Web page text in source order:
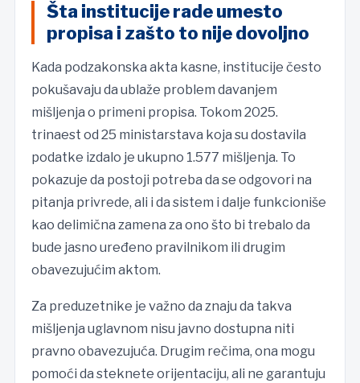
Šta institucije rade umesto
propisa i zašto to nije dovoljno
Kada podzakonska akta kasne, institucije često
pokušavaju da ublaže problem davanjem
mišljenja o primeni propisa. Tokom 2025.
trinaest od 25 ministarstava koja su dostavila
podatke izdalo je ukupno 1.577 mišljenja. To
pokazuje da postoji potreba da se odgovori na
pitanja privrede, ali i da sistem i dalje funkcioniše
kao delimična zamena za ono što bi trebalo da
bude jasno uređeno pravilnikom ili drugim
obavezujućim aktom.
Za preduzetnike je važno da znaju da takva
mišljenja uglavnom nisu javno dostupna niti
pravno obavezujuća. Drugim rečima, ona mogu
pomoći da steknete orijentaciju, ali ne garantuju